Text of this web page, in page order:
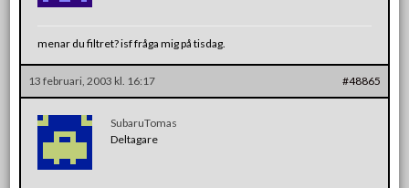
menar du filtret? isf fråga mig på tisdag.
13 februari, 2003 kl. 16:17 #48865
SubaruTomas
Deltagare